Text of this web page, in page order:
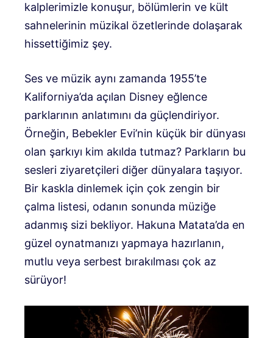
kalplerimizle konuşur, bölümlerin ve kült
sahnelerinin müzikal özetlerinde dolaşarak
hissettiğimiz şey.
Ses ve müzik aynı zamanda 1955’te
Kaliforniya’da açılan Disney eğlence
parklarının anlatımını da güçlendiriyor.
Örneğin, Bebekler Evi’nin küçük bir dünyası
olan şarkıyı kim akılda tutmaz? Parkların bu
sesleri ziyaretçileri diğer dünyalara taşıyor.
Bir kaskla dinlemek için çok zengin bir
çalma listesi, odanın sonunda müziğe
adanmış sizi bekliyor. Hakuna Matata’da en
güzel oynatmanızı yapmaya hazırlanın,
mutlu veya serbest bırakılması çok az
sürüyor!